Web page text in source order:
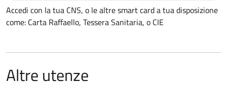
Accedi con la tua CNS, o le altre smart card a tua disposizione
come: Carta Raffaello, Tessera Sanitaria, o CIE
Altre utenze